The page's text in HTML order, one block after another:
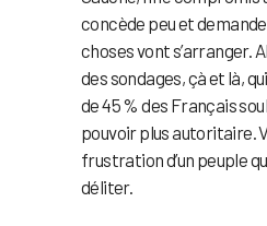
concède peu et
choses vont s’arranger.
des sondages, çà et là,
de 45 % des Français
pouvoir plus autoritaire.
frustration d’un peuple
déliter.